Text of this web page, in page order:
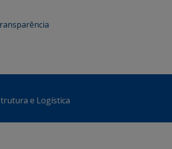
e Logística